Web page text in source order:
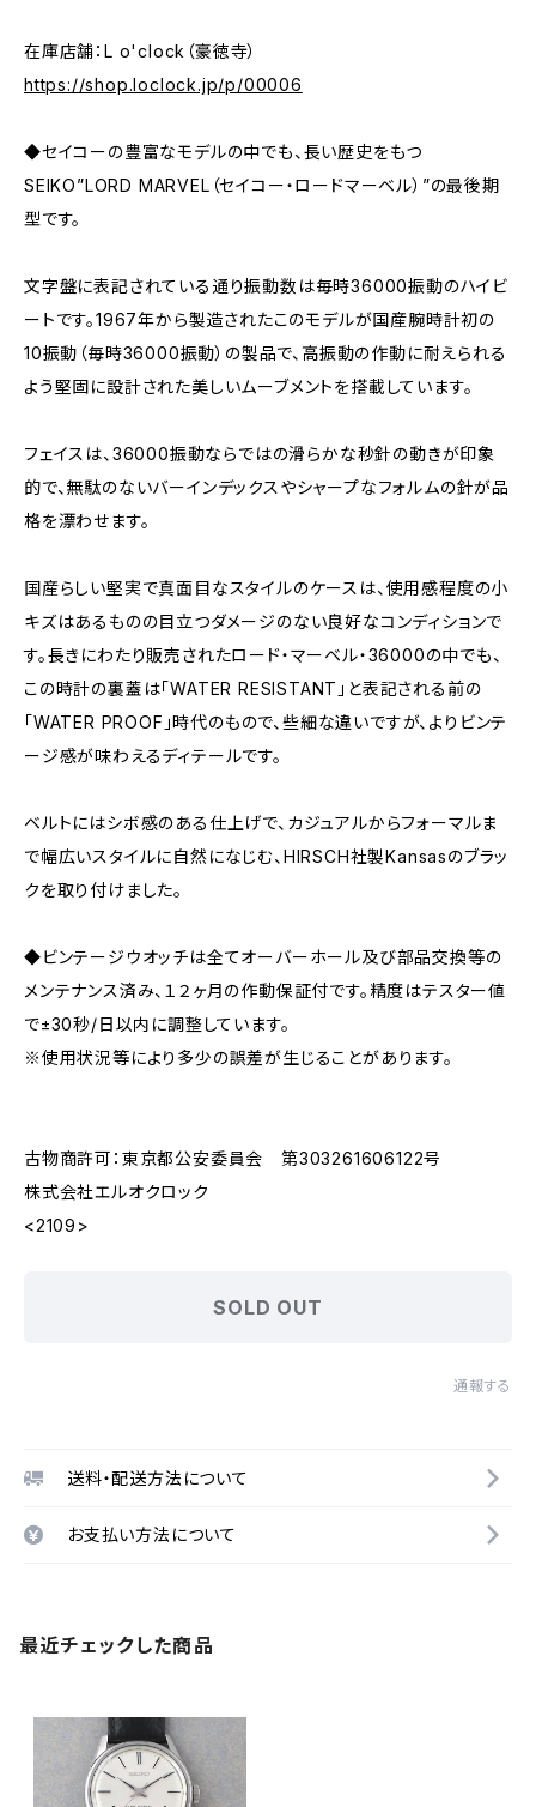
在庫店舗：L o'clock（豪徳寺）
https://shop.loclock.jp/p/00006
◆セイコーの豊富なモデルの中でも、長い歴史をもつ
SEIKO”LORD MARVEL（セイコー・ロードマーベル）”の最後期
型です。
文字盤に表記されている通り振動数は毎時36000振動のハイビ
ートです。1967年から製造されたこのモデルが国産腕時計初の
10振動（毎時36000振動）の製品で、高振動の作動に耐えられる
よう堅固に設計された美しいムーブメントを搭載しています。
フェイスは、36000振動ならではの滑らかな秒針の動きが印象
的で、無駄のないバーインデックスやシャープなフォルムの針が品
格を漂わせます。
国産らしい堅実で真面目なスタイルのケースは、使用感程度の小
キズはあるものの目立つダメージのない良好なコンディションで
す。長きにわたり販売されたロード・マーベル・36000の中でも、
この時計の裏蓋は「WATER RESISTANT」と表記される前の
「WATER PROOF」時代のもので、些細な違いですが、よりビンテ
ージ感が味わえるディテールです。
ベルトにはシボ感のある仕上げで、カジュアルからフォーマルま
で幅広いスタイルに自然になじむ、HIRSCH社製Kansasのブラッ
クを取り付けました。
◆ビンテージウオッチは全てオーバーホール及び部品交換等の
メンテナンス済み、１２ヶ月の作動保証付です。精度はテスター値
で±30秒/日以内に調整しています。
※使用状況等により多少の誤差が生じることがあります。
古物商許可：東京都公安委員会 第303261606122号
株式会社エルオクロック
<2109>
SOLD OUT
通報する
送料・配送方法について
お支払い方法について
最近チェックした商品